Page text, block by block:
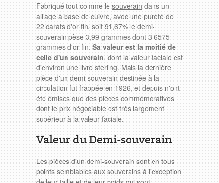
Fabriqué tout comme lesouveraindans un
alliage à base de cuivre, avec une pureté de
22 carats d'or fin, soit 91,67% le demi-
souverain pèse 3,99 grammes dont 3,6575
grammes d'or fin.Sa valeur est la moitié de
celle d'un souverain, dont la valeur faciale est
d'environ une livre sterling. Mais la dernière
pièce d'un demi-souverain destinée à la
circulation fut frappée en 1926, et depuis n'ont
été émises que des pièces commémoratives
dont le prix négociable est très largement
supérieur à la valeur faciale.
Valeur du Demi-souverain
Les pièces d'un demi-souverain sont en tous
points semblables aux souverains à l'exception